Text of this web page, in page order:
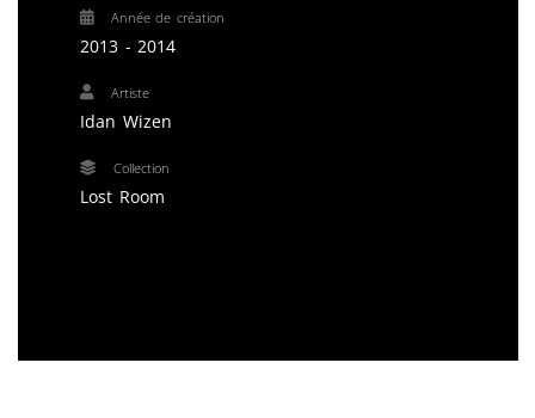
Année de création
2013 - 2014
Artiste
Idan Wizen
Collection
Lost Room